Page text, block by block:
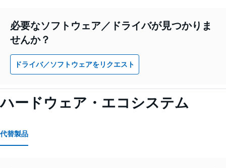
必要なソフトウェア／ドライバが見つかりま
せんか？
ドライバ／ソフトウェアをリクエスト
ハードウェア・エコシステム
代替製品